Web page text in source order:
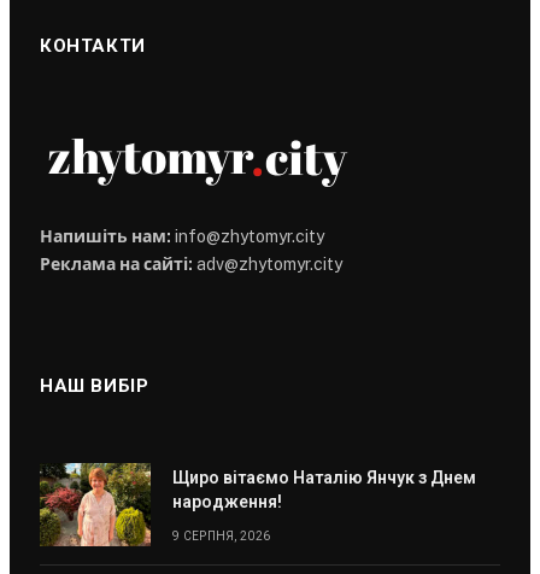
КОНТАКТИ
Напишіть нам: info@zhytomyr.city
Реклама на сайті: adv@zhytomyr.city
НАШ ВИБІР
Щиро вітаємо Наталію Янчук з Днем
народження!
9 СЕРПНЯ, 2026